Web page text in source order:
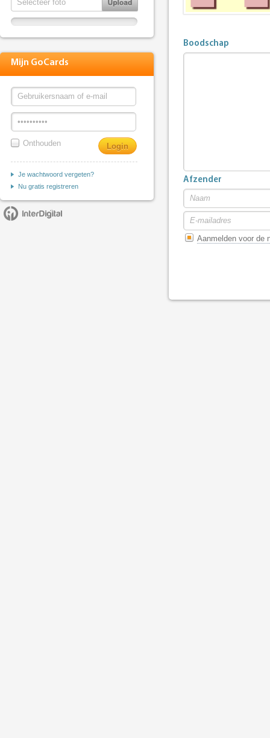
Mijn GoCards
Onthouden
Je wachtwoord vergeten?
Nu gratis registreren
Boodschap
Afzender
Aanmelden voor de